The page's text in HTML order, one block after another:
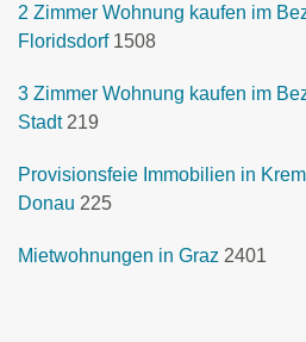
2 Zimmer Wohnung kaufen im
Floridsdorf 1508
3 Zimmer Wohnung kaufen im
Stadt 219
Provisionsfeie Immobilien in
Donau 225
Mietwohnungen in Graz 2401